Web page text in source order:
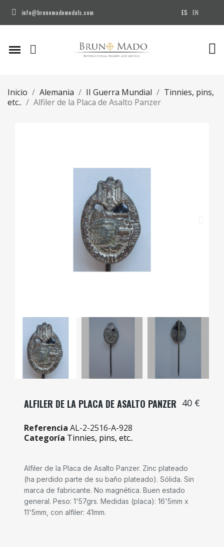
info@brunomadomedals.com ES EN
Inicio Alemania II Guerra Mundial
Tinnies, pins,
etc..
Alfiler de la Placa de Asalto Panzer
ALFILER DE LA PLACA DE ASALTO PANZER 40 €
Referencia AL-2-2516-A-928
Categoría Tinnies, pins, etc..
Alfiler de la Placa de Asalto Panzer. Zinc plateado
(ha perdido parte de su baño plateado). Sólida. Sin
marca de fabricante. No magnética. Buen estado
general. Peso: 1'57grs. Medidas (placa): 16'5mm x
11'5mm, con alfiler: 41mm.